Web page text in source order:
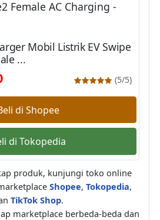
Mobil Listrik EV Swipe
...
(5/5)
di Shopee
di Tokopedia
produk, kunjungi toko online
Shopee, Tokopedia,
TikTok Shop.
marketplace berbeda-beda dan